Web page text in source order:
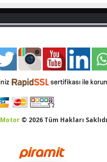
Motor© 2026 Tüm Hakları